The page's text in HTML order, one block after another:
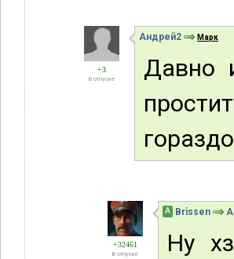
+3
В отпуске
Андрей2 Марк
Давно
+32461
В отпуске
А Brissen
Ну